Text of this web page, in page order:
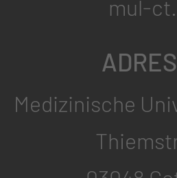
mul-
Medizinische